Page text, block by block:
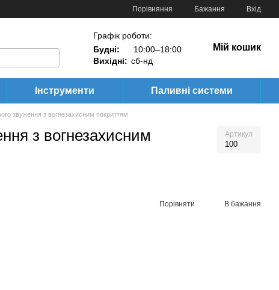
Порівняння Бажання Вхід
Графік роботи:
Будні:
10:00–18:00
Вихідні: сб-нд
Мій кошик
Інструменти Паливні системи
звуження з вогнезахисним покриттям
з вогнезахисним
Артикул
100
Порівняти В бажання